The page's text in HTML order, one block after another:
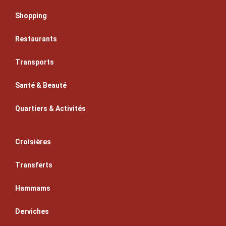
Shopping
Restaurants
Transports
Santé & Beauté
Quartiers & Activités
Croisières
Transferts
Hammams
Derviches